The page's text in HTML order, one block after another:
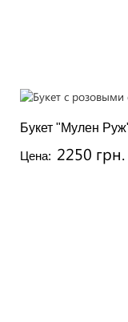
Букет "Мулен
Цена: 2250 грн.